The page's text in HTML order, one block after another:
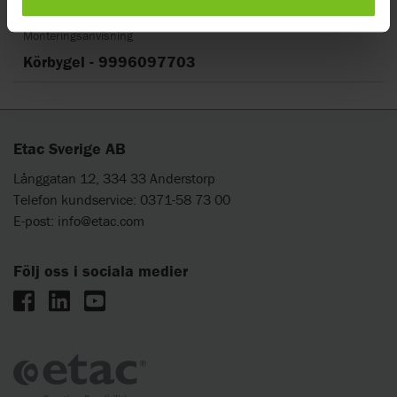
Monteringsanvisning
Körbygel - 9996097703
Etac Sverige AB
Långgatan 12, 334 33 Anderstorp
Telefon kundservice: 0371-58 73 00
E-post: info@etac.com
Följ oss i sociala medier